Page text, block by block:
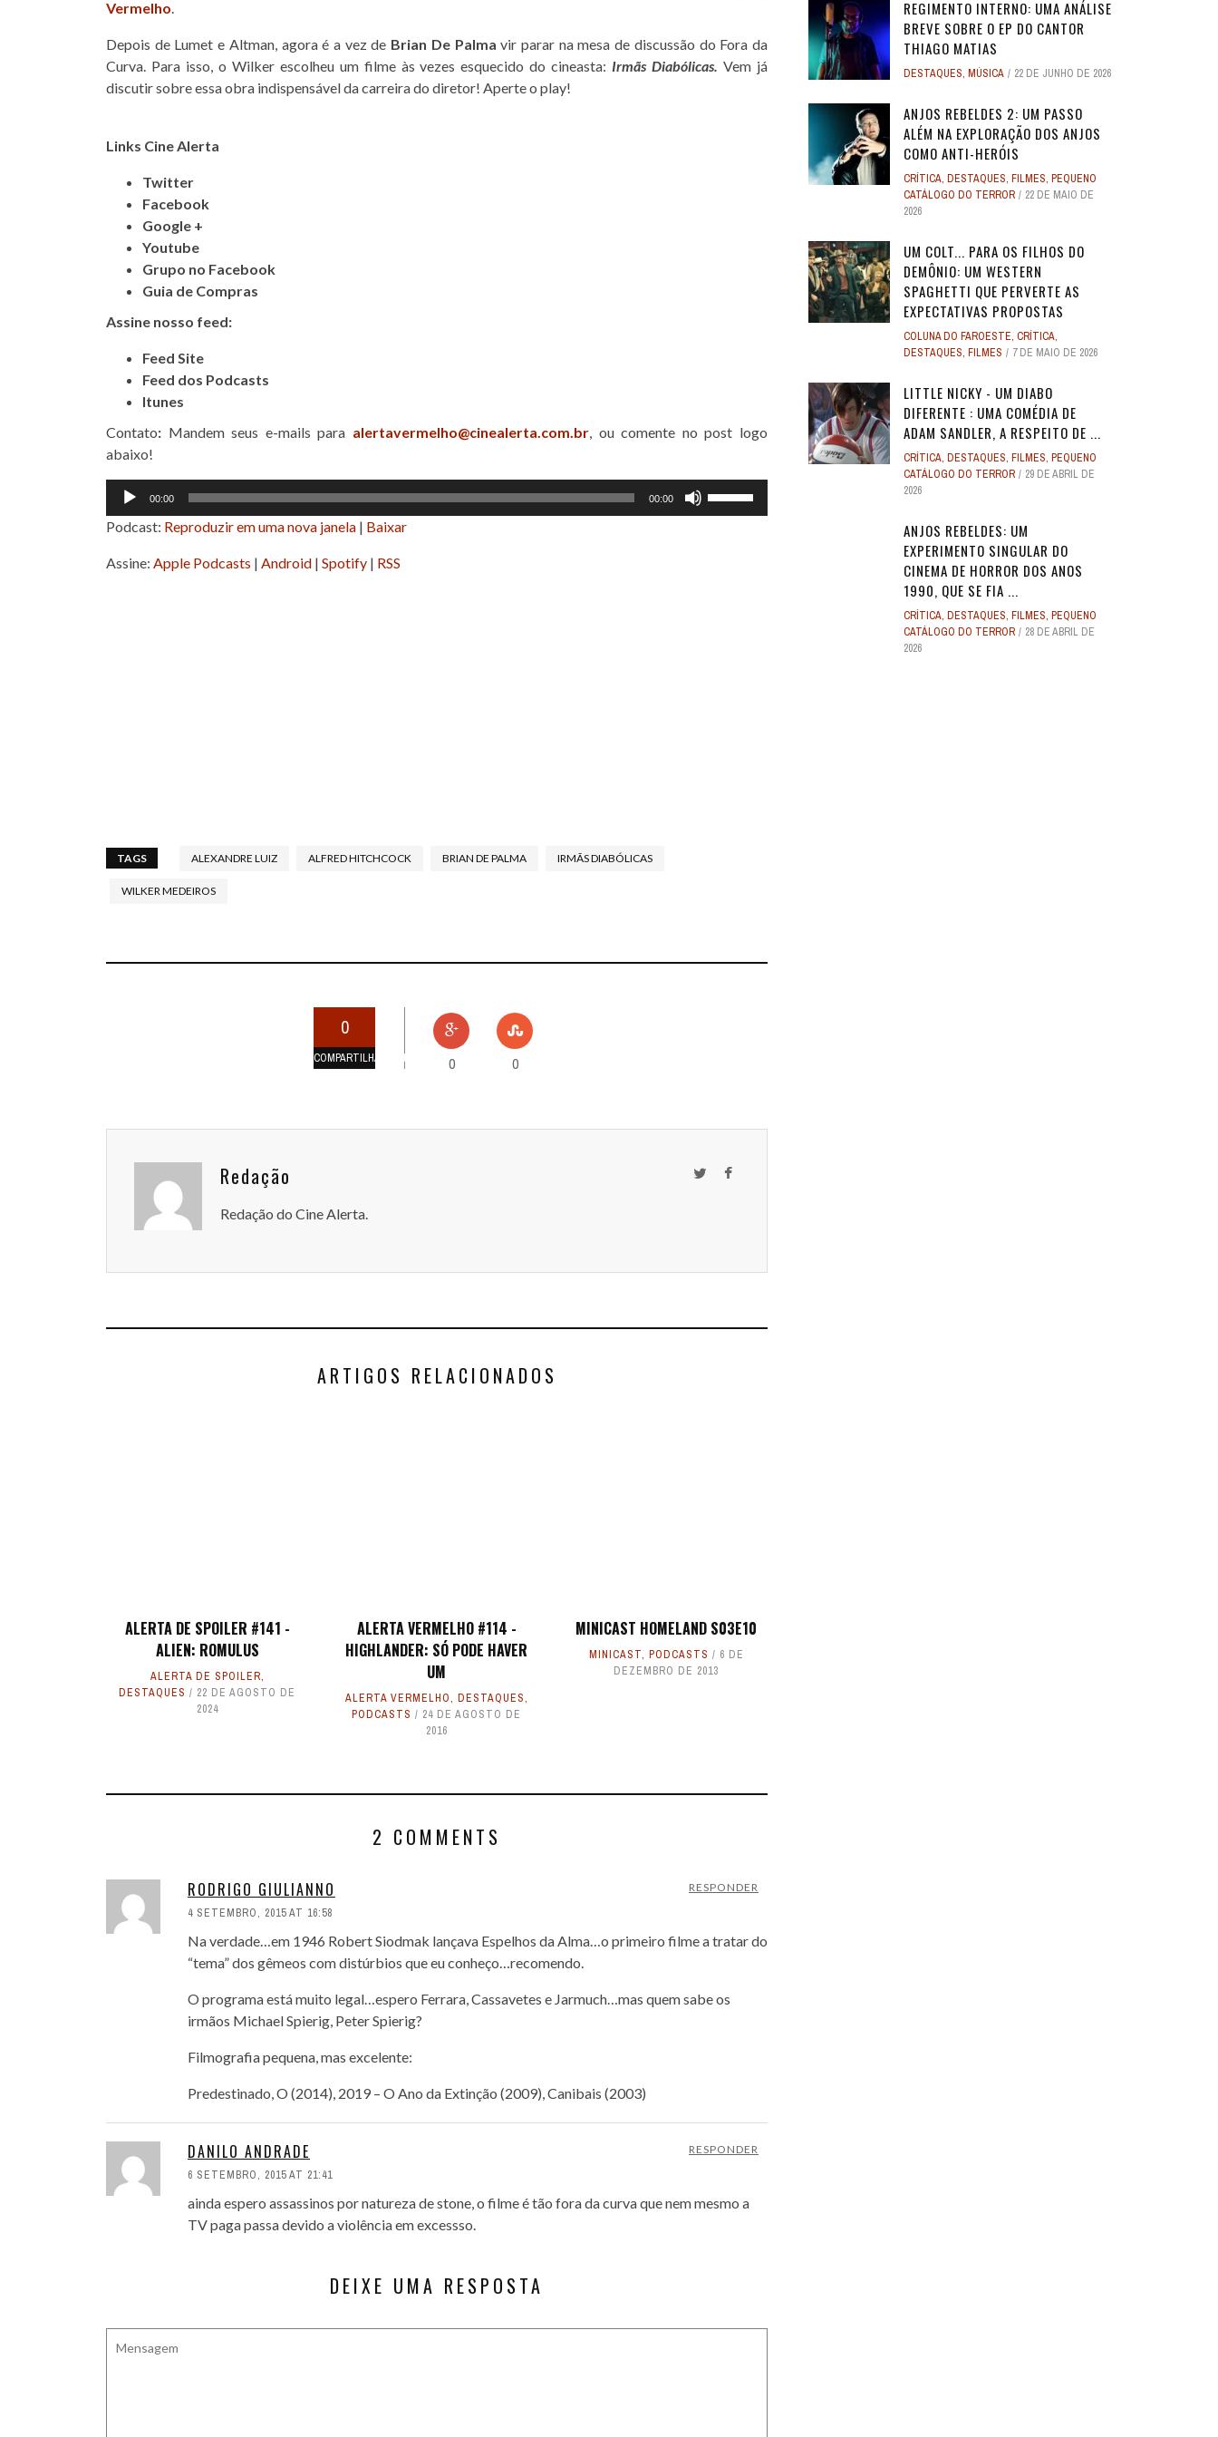
Vermelho.
Depois de Lumet e Altman, agora é a vez de Brian De Palma vir parar na mesa de discussão do Fora da
Curva. Para isso, o Wilker escolheu um filme às vezes esquecido do cineasta: Irmãs Diabólicas.Vem já
discutir sobre essa obra indispensável da carreira do diretor! Aperte o play!
Links Cine Alerta
Twitter
Facebook
Google +
Youtube
Grupo no Facebook
Guia de Compras
Assine nosso feed:
Feed Site
Feed dos Podcasts
Itunes
Contato: Mandem seus e-mails para alertavermelho@cinealerta.com.br, ou comente no post logo
abaixo!
Tocador
áudio
00:00 00:00
Podcast: Reproduzir em uma nova janela | Baixar
Assine: Apple Podcasts | Android | Spotify | RSS
TAGS ALEXANDRE LUIZ ALFRED HITCHCOCK BRIAN DE PALMA IRMÃS DIABÓLICAS
WILKER MEDEIROS
0
COMPARTILHAMENTOS 0 0
Redação
Redação do Cine Alerta.
ARTIGOS RELACIONADOS
ALERTA DE SPOILER #141 -
ALIEN: ROMULUS
ALERTA DE SPOILER,
DESTAQUES
22 DE AGOSTO DE
2024
ALERTA VERMELHO #114 -
HIGHLANDER: SÓ PODE HAVER
UM
ALERTA VERMELHO, DESTAQUES,
PODCASTS
24 DE AGOSTO DE
2016
MINICAST HOMELAND S03E10
MINICAST, PODCASTS
6 DE
DEZEMBRO DE 2013
2 COMMENTS
RODRIGO GIULIANNO
4 SETEMBRO, 2015 AT 16:58
RESPONDER
Na verdade…em 1946 Robert Siodmak lançava Espelhos da Alma…o primeiro filme a tratar do
“tema” dos gêmeos com distúrbios que eu conheço…recomendo.
O programa está muito legal…espero Ferrara, Cassavetes e Jarmuch…mas quem sabe os
irmãos Michael Spierig, Peter Spierig?
Filmografia pequena, mas excelente:
Predestinado, O (2014), 2019 – O Ano da Extinção (2009), Canibais (2003)
DANILO ANDRADE
6 SETEMBRO, 2015 AT 21:41
RESPONDER
ainda espero assassinos por natureza de stone, o filme é tão fora da curva que nem mesmo a
TV paga passa devido a violência em excessso.
DEIXE UMA RESPOSTA
REGIMENTO INTERNO: UMA ANÁLISE
BREVE SOBRE O EP DO CANTOR
THIAGO MATIAS
DESTAQUES, MÚSICA 22 DE JUNHO DE 2026
ANJOS REBELDES 2: UM PASSO
ALÉM NA EXPLORAÇÃO DOS ANJOS
COMO ANTI-HERÓIS
CRÍTICA, DESTAQUES, FILMES, PEQUENO
CATÁLOGO DO TERROR
22 DE MAIO DE
2026
UM COLT... PARA OS FILHOS DO
DEMÔNIO: UM WESTERN
SPAGHETTI QUE PERVERTE AS
EXPECTATIVAS PROPOSTAS
COLUNA DO FAROESTE, CRÍTICA,
DESTAQUES, FILMES 7 DE MAIO DE 2026
LITTLE NICKY - UM DIABO
DIFERENTE : UMA COMÉDIA DE
ADAM SANDLER, A RESPEITO DE ...
CRÍTICA, DESTAQUES, FILMES, PEQUENO
CATÁLOGO DO TERROR
29 DE ABRIL DE
2026
ANJOS REBELDES: UM
EXPERIMENTO SINGULAR DO
CINEMA DE HORROR DOS ANOS
1990, QUE SE FIA ...
CRÍTICA, DESTAQUES, FILMES, PEQUENO
CATÁLOGO DO TERROR
28 DE ABRIL DE
2026